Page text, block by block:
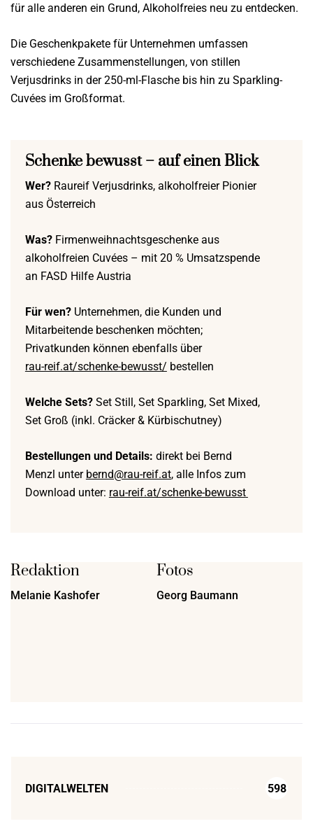
für alle anderen ein Grund, Alkoholfreies neu zu entdecken.
Die Geschenkpakete für Unternehmen umfassen
verschiedene Zusammenstellungen, von stillen
Verjusdrinks in der 250-ml-Flasche bis hin zu Sparkling-
Cuvées im Großformat.
Schenke bewusst – auf einen Blick
Wer?Raureif Verjusdrinks, alkoholfreier Pionier
aus Österreich
Was?Firmenweihnachtsgeschenke aus
alkoholfreien Cuvées – mit 20 % Umsatzspende
an FASD Hilfe Austria
Für wen?Unternehmen, die Kunden und
Mitarbeitende beschenken möchten;
Privatkunden können ebenfalls über
rau-reif.at/schenke-bewusst/ bestellen
Welche Sets?Set Still, Set Sparkling, Set Mixed,
Set Groß (inkl. Cräcker & Kürbischutney)
Bestellungen und Details: direkt bei Bernd
Menzl unter bernd@rau-reif.at, alle Infos zum
Download unter: rau-reif.at/schenke-bewusst
Redaktion
Melanie Kashofer
Fotos
Georg Baumann
DIGITALWELTEN 598